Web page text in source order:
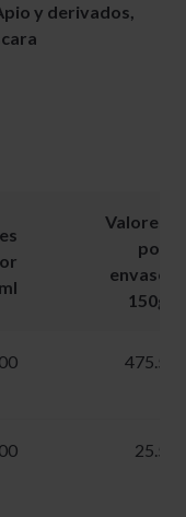
y derivados,
Valores
por
envase
150g
475.5
25.5